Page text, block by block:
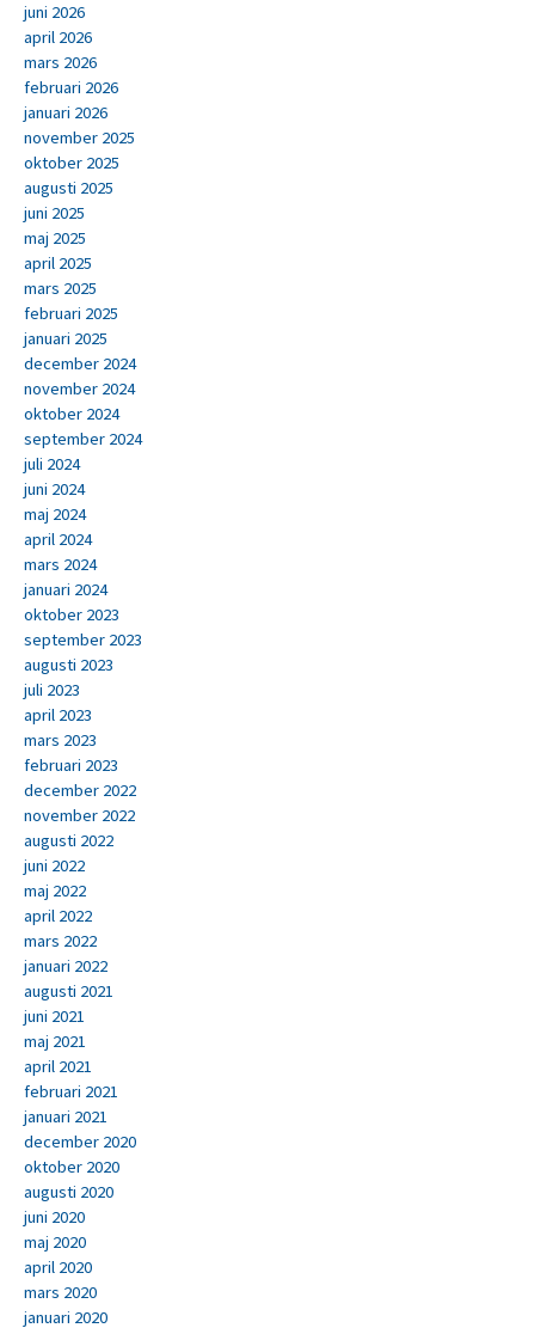
juni 2026
april 2026
mars 2026
februari 2026
januari 2026
november 2025
oktober 2025
augusti 2025
juni 2025
maj 2025
april 2025
mars 2025
februari 2025
januari 2025
december 2024
november 2024
oktober 2024
september 2024
juli 2024
juni 2024
maj 2024
april 2024
mars 2024
januari 2024
oktober 2023
september 2023
augusti 2023
juli 2023
april 2023
mars 2023
februari 2023
december 2022
november 2022
augusti 2022
juni 2022
maj 2022
april 2022
mars 2022
januari 2022
augusti 2021
juni 2021
maj 2021
april 2021
februari 2021
januari 2021
december 2020
oktober 2020
augusti 2020
juni 2020
maj 2020
april 2020
mars 2020
januari 2020